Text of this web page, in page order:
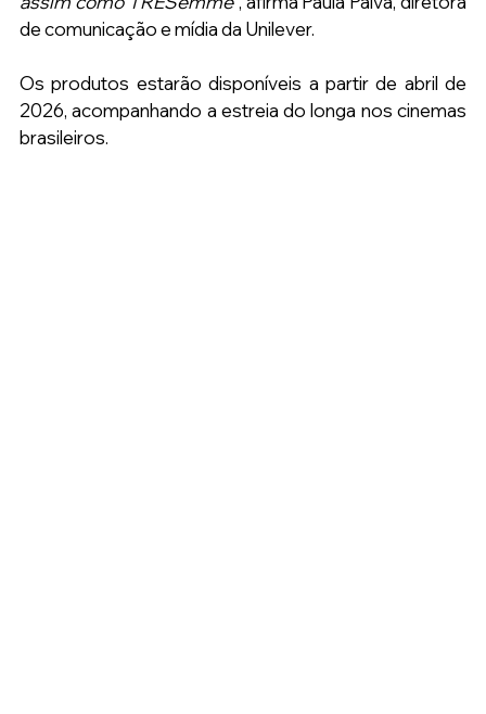
de comunicação e mídia da Unilever.
Os produtos estarão disponíveis a partir de abril de
2026, acompanhando a estreia do longa nos cinemas
brasileiros.